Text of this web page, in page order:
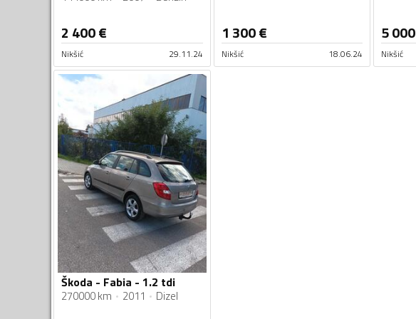
2 400€
Nikšić 29.11.24
1 300€
Nikšić 18.06.24
5 000
Nikšić
Škoda - Fabia - 1.2 tdi
270000 km 2011 Dizel